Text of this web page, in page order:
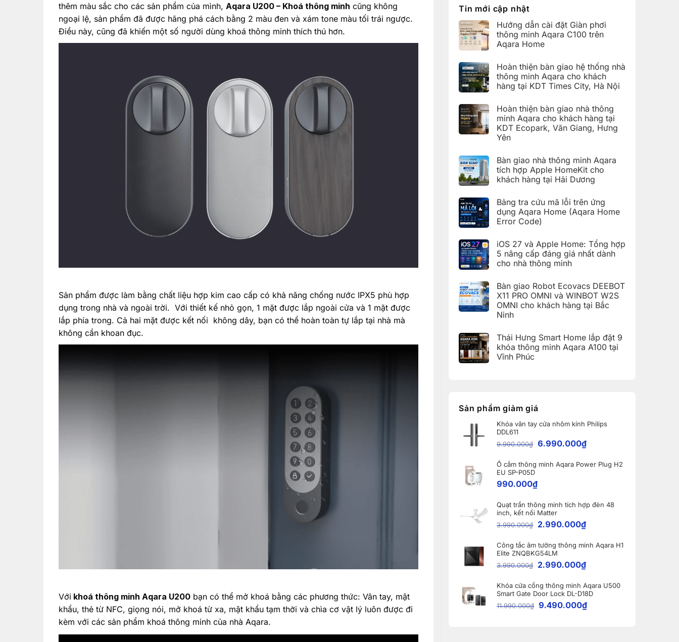
thêm màu sắc cho các sản phẩm của mình, Aqara U200 – Khoá thông minh cũng không
ngoại lệ, sản phẩm đã được hãng phá cách bằng 2 màu đen và xám tone màu tối trái ngược.
Điều này, cũng đã khiến một số người dùng khoá thông minh thích thú hơn.
Sản phẩm được làm bằng chất liệu hợp kim cao cấp có khả năng chống nước IPX5 phù hợp
dụng trong nhà và ngoài trời. Với thiết kế nhỏ gọn, 1 mặt được lắp ngoài cửa và 1 mặt được
lắp phía trong. Cả hai mặt được kết nối không dây, bạn có thể hoàn toàn tự lắp tại nhà mà
không cần khoan đục.
Với khoá thông minh Aqara U200bạn có thể mở khoá bằng các phương thức: Vân tay, mật
khẩu, thẻ từ NFC, giọng nói, mở khoá từ xa, mật khẩu tạm thời và chìa cơ vật lý luôn được đi
kèm với các sản phẩm khoá thông minh của nhà Aqara.
Văn
Giang,
Hưng
Yên
hợp
Apple
cho
khách
hàng
tại
tra
cứu
lỗi
trên
ứng
dụng
(Aqara
Home
Error
Code)
Tin mới cập nhật
Hướng dẫn cài đặt Giàn phơi
thông minh Aqara C100 trên
Aqara Home
bình
luận
ở
Hướng
đặt
Giàn
phơi
thông
minh
Aqara
Aqara
Home
Hoàn thiện bàn giao hệ thống nhà
thông minh Aqara cho khách
hàng tại KDT Times City, Hà Nội
bình
luận
ở
Hoàn
thiện
bàn
thống
nhà
thông
minh
khách
hàng
tại
KDT
Hà
Nội
Hoàn thiện bàn giao nhà thông
minh Aqara cho khách hàng tại
KDT Ecopark, Văn Giang, Hưng
Yên
bình
luận
ở
Hoàn
giao
nhà
thông
minh
Aqara
khách
hàng
tại
KDT
Ecopark,
Hưng
Yên
Bàn giao nhà thông minh Aqara
tích hợp Apple HomeKit cho
khách hàng tại Hải Dương
bình
luận
ở
Bàn
thông
minh
Aqara
tích
hợp
HomeKit
cho
khách
hàng
tại
Hải
Bảng tra cứu mã lỗi trên ứng
dụng Aqara Home (Aqara Home
Error Code)
bình
luận
ở
Bảng
mã
lỗi
trên
ứng
dụng
Aqara
Home
Error
Code)
iOS 27 và Apple Home: Tổng hợp
5 nâng cấp đáng giá nhất dành
cho nhà thông minh
bình
luận
ở
iOS
27
và
Home:
Tổng
hợp
5
nâng
thông
Bàn giao Robot Ecovacs DEEBOT
X11 PRO OMNI và WINBOT W2S
OMNI cho khách hàng tại Bắc
Ninh
bình
luận
ở
Bàn
OMNI
và
W2S
OMNI
cho
khách
Bắc
Ninh
Thái Hưng Smart Home lắp đặt 9
khóa thông minh Aqara A100 tại
Vĩnh Phúc
Hưng
Smart
lắp
đặt
khóa
minh
Aqara
A100
Vĩnh
Sản phẩm giảm giá
Khóa vân tay cửa nhôm kính Philips
DDL611
9.990.000₫ 6.990.000₫
Ổ cắm thông minh Aqara Power Plug H2
EU SP-P05D
990.000₫
Quạt trần thông minh tích hợp đèn 48
inch, kết nối Matter
3.990.000₫ 2.990.000₫
Công tắc âm tường thông minh Aqara H1
Elite ZNQBKG54LM
3.990.000₫ 2.990.000₫
Khóa cửa cổng thông minh Aqara U500
Smart Gate Door Lock DL-D18D
11.990.000₫ 9.490.000₫